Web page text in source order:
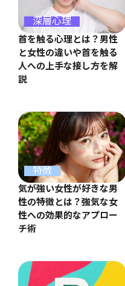
深層心理
首を触る心理とは？男性
と女性の違いや首を触る
人への上手な接し方を解
説
特徴
気が強い女性が好きな男
性の特徴とは？強気な女
性への効果的なアプロー
チ術